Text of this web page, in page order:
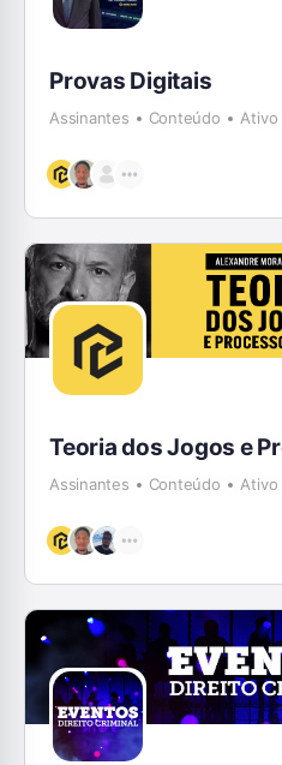
Provas Digitais
Assinantes Conteúdo Ativo
Teoria dos Jogos e
Assinantes Conteúdo Ativo